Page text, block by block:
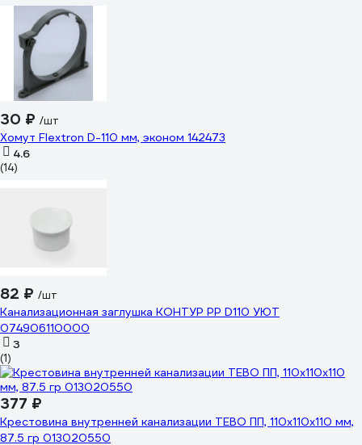
30 ₽ /шт
Хомут Flextron D-110 мм, эконом 142473
4.6
(14)
82 ₽ /шт
Канализационная заглушка КОНТУР РР D110 УЮТ
074906110000
3
(1)
377 ₽
Крестовина внутренней канализации TEBO ПП, 110х110х110 мм,
87.5 гр 013020550